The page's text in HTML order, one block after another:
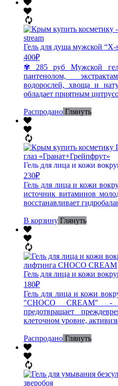
Гель для душа мужской “X-
400₽
✾ 285 руб Мужской
пантенолом,
водорослей, хвоща и
обладает приятным
Распродано Глянуть
Гель для лица и кожи
230₽
Гель для лица и кожи
источник витаминов
восстанавливает
В корзину Глянуть
Гель для лица и кожи
180₽
Гель для лица и кожи
"CHOCO CREAM" -
предотвращает
клеточном уровне,
Распродано Глянуть